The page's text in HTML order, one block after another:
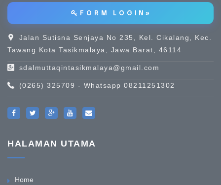
F O R M L O G I N »
Jalan Sutisna Senjaya No 235, Kel. Cikalang, Kec.
Tawang Kota Tasikmalaya, Jawa Barat, 46114
sdalmuttaqintasikmalaya@gmail.com
(0265) 325709 - Whatsapp 08211251302
HALAMAN UTAMA
Home